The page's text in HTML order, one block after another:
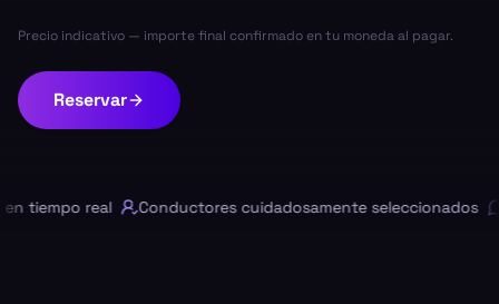
Precio indicativo — importe final confirmado en tu moneda al pagar.
Reservar
tiempo real Conductores cuidadosamente seleccionados